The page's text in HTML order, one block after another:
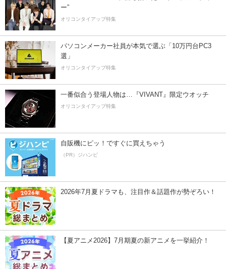
ー”
オリコンタイアップ特集
パソコンメーカー社員が本気で選ぶ「10万円台PC3
選」
オリコンタイアップ特集
一番似合う登場人物は…『VIVANT』限定ウオッチ
オリコンタイアップ特集
自販機にピッ！ですぐに買えちゃう
（PR）ジハンピ
2026年7月夏ドラマも、注目作＆話題作が勢ぞろい！
【夏アニメ2026】7月期夏の新アニメを一挙紹介！